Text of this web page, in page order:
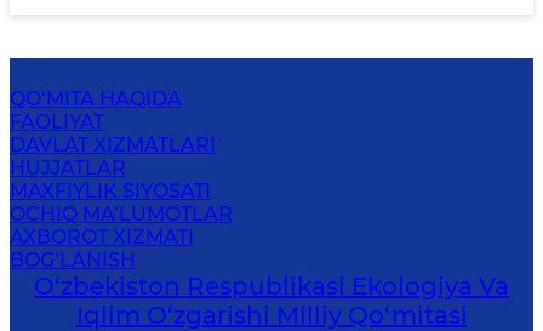
QO‘MITA HAQIDA
FAOLIYAT
DAVLAT XIZMATLARI
HUJJATLAR
MAXFIYLIK SIYOSATI
OCHIQ MA’LUMOTLAR
AXBOROT XIZMATI
BOG‘LANISH
O‘zbekiston Respublikasi Ekologiya Va
Iqlim O‘zgarishi Milliy Qo‘mitasi